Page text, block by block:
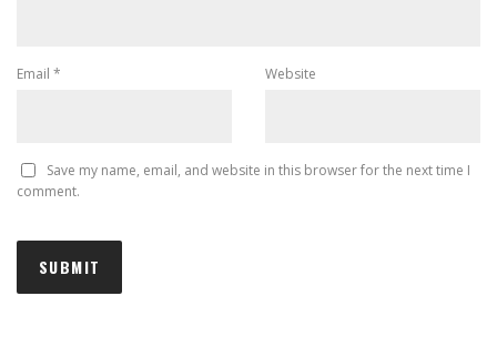
Email * Website
Save my name, email, and website in this browser for the next time I
comment.